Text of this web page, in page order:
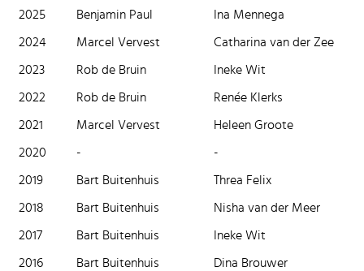
2025 Benjamin Paul Ina Mennega
2024 Marcel Vervest Catharina van der Zee
2023 Rob de Bruin Ineke Wit
2022 Rob de Bruin Renée Klerks
2021 Marcel Vervest Heleen Groote
2020 - -
2019 Bart Buitenhuis Threa Felix
2018 Bart Buitenhuis Nisha van der Meer
2017 Bart Buitenhuis Ineke Wit
2016 Bart Buitenhuis Dina Brouwer